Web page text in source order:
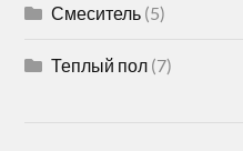
Смеситель (5)
Теплый пол (7)